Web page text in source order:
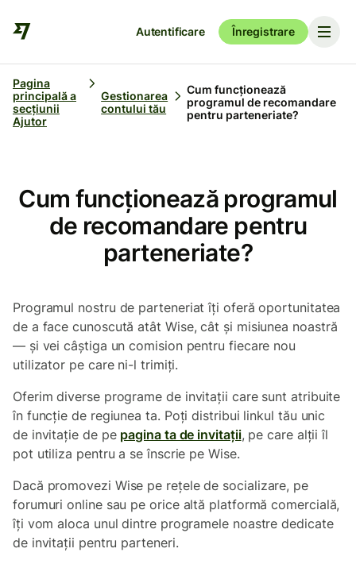
Autentificare Înregistrare
Pagina
principală a
secțiunii
Ajutor
Gestionarea
contului tău
Cum funcționează
programul de recomandare
pentru parteneriate?
Cum funcționează programul
de recomandare pentru
parteneriate?
Programul nostru de parteneriat îți oferă oportunitatea
de a face cunoscută atât Wise, cât și misiunea noastră
— și vei câștiga un comision pentru fiecare nou
utilizator pe care ni-l trimiți.
Oferim diverse programe de invitații care sunt atribuite
în funcție de regiunea ta. Poți distribui linkul tău unic
de invitație de pe pagina ta de invitații, pe care alții îl
pot utiliza pentru a se înscrie pe Wise.
Dacă promovezi Wise pe rețele de socializare, pe
forumuri online sau pe orice altă platformă comercială,
îți vom aloca unul dintre programele noastre dedicate
de invitații pentru parteneri.